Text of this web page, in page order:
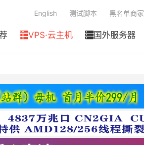
VPS·云主机 国外服务器
English 测试脚本 黑名单商家